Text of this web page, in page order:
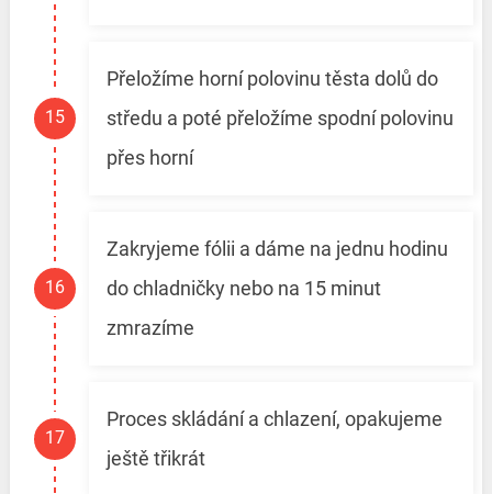
Přeložíme horní polovinu těsta dolů do
středu a poté přeložíme spodní polovinu
přes horní
Zakryjeme fólii a dáme na jednu hodinu
do chladničky nebo na 15 minut
zmrazíme
Proces skládání a chlazení, opakujeme
ještě třikrát